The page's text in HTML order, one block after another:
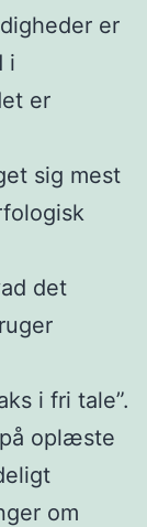
er
i
er
sig mest
det
i fri tale”.
oplæste
om